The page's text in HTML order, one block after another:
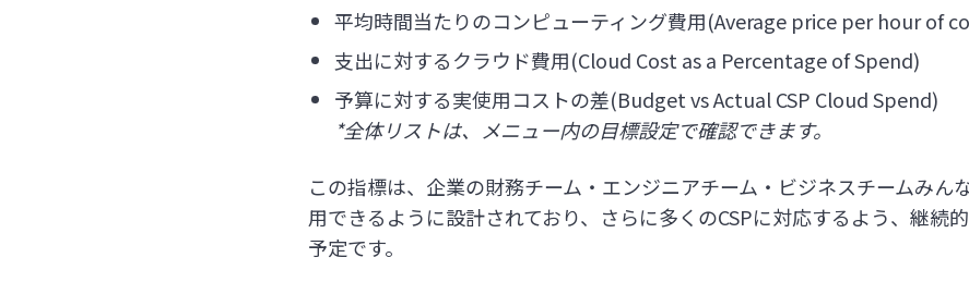
平均時間当たりのコンピューティング費用(Average price per hour of
支出に対するクラウド費用(Cloud Cost as a Percentage of Spend)
予算に対する実使用コストの差(Budget vs Actual CSP Cloud Spend)
*全体リストは、メニュー内の目標設定で確認できます。
この指標は、企業の財務チーム・エンジニアチーム・ビジネスチームみん
用できるように設計されており、さらに多くのCSPに対応するよう、継続
予定です。